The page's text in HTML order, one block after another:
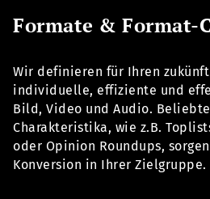
Formate & Format-
Wir definieren für Ihren
individuelle, effiziente und
Bild, Video und Audio.
Charakteristika, wie z.B.
oder Opinion Roundups,
Konversion in Ihrer Zielgruppe.